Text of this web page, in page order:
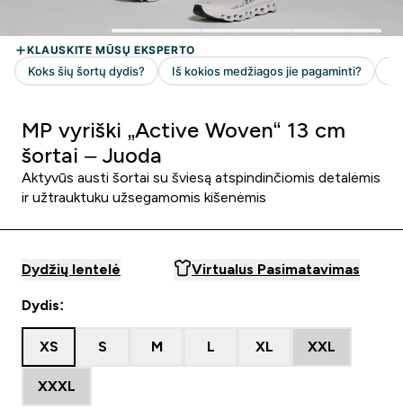
MP vyriški „Active Woven“ 13 cm
šortai – Juoda
Aktyvūs austi šortai su šviesą atspindinčiomis detalėmis
ir užtrauktuku užsegamomis kišenėmis
Dydžių lentelė Virtualus Pasimatavimas
Dydis:
XS S M L XL XXL
XXXL